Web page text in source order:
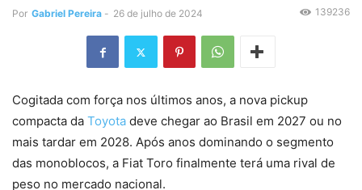
Por Gabriel Pereira - 26 de julho de 2024 139236
Cogitada com força nos últimos anos, a nova pickup
compacta da Toyota deve chegar ao Brasil em 2027 ou no
mais tardar em 2028. Após anos dominando o segmento
das monoblocos, a Fiat Toro finalmente terá uma rival de
peso no mercado nacional.